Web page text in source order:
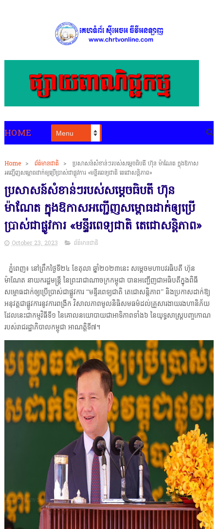
HOME
Home > ព័ត៌មានជាតិ >
ប្រសាសន៍សំខាន់ៗរបស់សម្ដេចធិបតី ហ៊ុន ម៉ាណែត ក្នុងឱកាស
អញ្ជើញសម្ពោធដាក់ឲ្យប្រើប្រាស់ជាផ្លូវការ «មន្ទីរពេទ្យជាតិ តេជោសន្តិភាព»
ប្រសាសន៍សំខាន់ៗរបស់សម្ដេចធិបតី ហ៊ុន
ម៉ាណែត ក្នុងឱកាសអញ្ជើញសម្ពោធដាក់ឲ្យប្រើ
ប្រាស់ជាផ្លូវការ «មន្ទីរពេទ្យជាតិ តេជោសន្តិភាព»
October 23, 2023 ព័ត៌មានជាតិ
ភ្នំពេញ៖ នៅព្រឹកថ្ងៃទី២៤ ខែតុលា ឆ្នាំ២០២៣នេះ សម្តេចមហាបវរធិបតី ហ៊ុន
ម៉ាណែត នាយករដ្ឋមន្ត្រី នៃព្រះរាជាណាចក្រកម្ពុជា បានអញ្ជើញជាអធិបតីក្នុងពិធី
សម្ពោធដាក់ឲ្យប្រើប្រាស់ជាផ្លូវការ “មន្ទីរពេទ្យជាតិ តេជោសន្តិភាព” និងប្រកាសដាក់ឱ្យ
អនុវត្តជាផ្លូវការនូវការពង្រីក វិសាលភាពមូលនិធិសមធម៌ដល់គ្រួសារងាយរងហានិភ័យ
ដែលនេះជាកម្មវិធីទី១ នៃគោលនយោបាយជាអាទិភាពទាំង៦ នៃយុទ្ធសាស្ត្របញ្ចកោណ
របស់រាជរដ្ឋាភិបាលកម្ពុជា អាណត្តិទី៧។